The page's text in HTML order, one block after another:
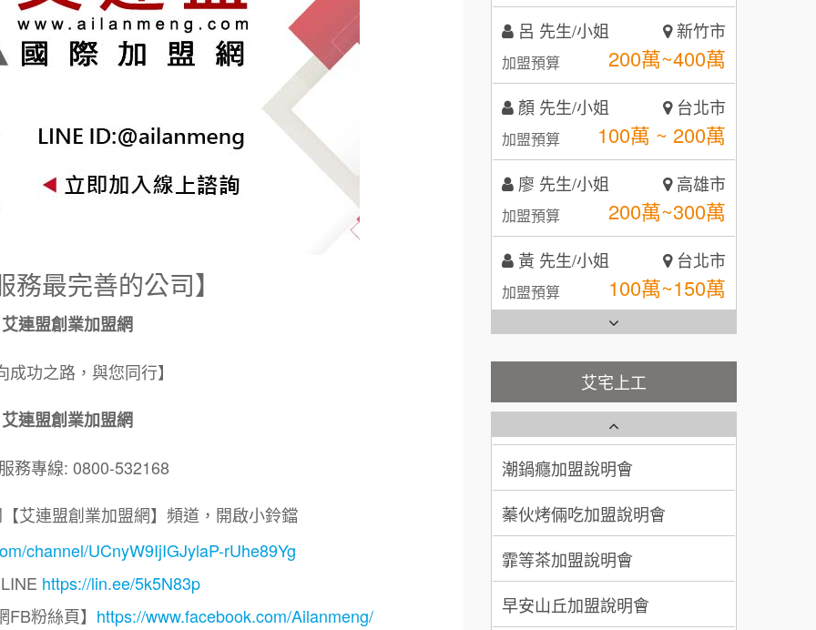
務最完善的公司】
艾連盟創業加盟網
成功之路，與您同行】
艾連盟創業加盟網
務專線: 0800-532168
艾連盟創業加盟網】頻道，開啟小鈴鐺
channel/UCnyW9IjIGJylaP-rUhe89Yg
https://lin.ee/5k5N83p
粉絲頁】 https://www.facebook.com/Ailanmeng/
鼎威維修
7 88thai發發泰-泰式飯行家
8 呷尚寶
9 SHARE TEA歇腳亭
10 TEA TOP台灣第一味
呂 先生/小姐 新竹市
加盟預算 200萬~400萬
顏 先生/小姐 台北市
加盟預算 100萬 ~ 200萬
廖 先生/小姐 高雄市
加盟預算 200萬~300萬
黃 先生/小姐 台北市
加盟預算 100萬~150萬
林 先生/小姐 屏東縣
加盟預算 100萬 ~ 200萬
吳 先生/小姐 屏東縣
加盟預算 100萬~200萬
周 先生/小姐 台北
加盟預算 100萬 ~150萬
徐 先生/小姐
加盟預算 50萬~75萬
艾宅上工
【曉妍美妝】誠徵行政櫃檯
自助洗衣店誠徵代洗收送人員
(台中市)
MUSHEN徵SPA美容芳療師
日十。早午食加盟說明會
拾鑶火鍋加盟說明會
全家加盟說明會
台灣G湯加盟說明會
彭富貴加盟說明會
NU PASTA義大利麵加盟說明
會
潮鍋癮加盟說明會
蓁伙烤倆吃加盟說明會
霏等茶加盟說明會
早安山丘加盟說明會
藍象廷泰式火鍋加盟說明會
日十。早午食加盟說明會
上宇林加盟說明會
莫尼早餐Morni加盟說明會
手作功夫茶加盟說明會